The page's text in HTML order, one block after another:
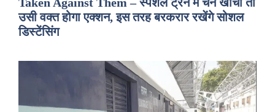
उसी वक्त होगा एक्शन, इस तरह बरकरार रखेंगे सोशल
डिस्टेंसिंग